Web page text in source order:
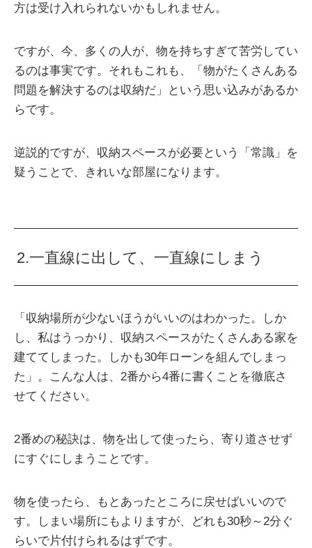
方は受け入れられないかもしれません。
ですが、今、多くの人が、物を持ちすぎて苦労してい
るのは事実です。それもこれも、「物がたくさんある
問題を解決するのは収納だ」という思い込みがあるか
らです。
逆説的ですが、収納スペースが必要という「常識」を
疑うことで、きれいな部屋になります。
2.一直線に出して、一直線にしまう
「収納場所が少ないほうがいいのはわかった。しか
し、私はうっかり、収納スペースがたくさんある家を
建ててしまった。しかも30年ローンを組んでしまっ
た」。こんな人は、2番から4番に書くことを徹底さ
せてください。
2番めの秘訣は、物を出して使ったら、寄り道させず
にすぐにしまうことです。
物を使ったら、もとあったところに戻せばいいので
す。しまい場所にもよりますが、どれも30秒～2分ぐ
らいで片付けられるはずです。